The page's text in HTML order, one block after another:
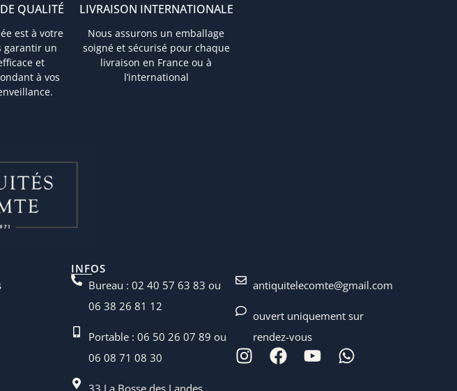
QUALITÉ
est à votre
garantir un
et
à vos
LIVRAISON INTERNATIONALE
Nous assurons un emballage
soigné et sécurisé pour chaque
livraison en France ou à
l’international
INFOS
Bureau : 02 40 57 63 83 ou
06 38 26 81 12
Portable : 06 50 26 07 89 ou
06 08 71 08 30
33 La Bosse des Landes
antiquitelecomte@gmail.com
ouvert uniquement sur
rendez-vous